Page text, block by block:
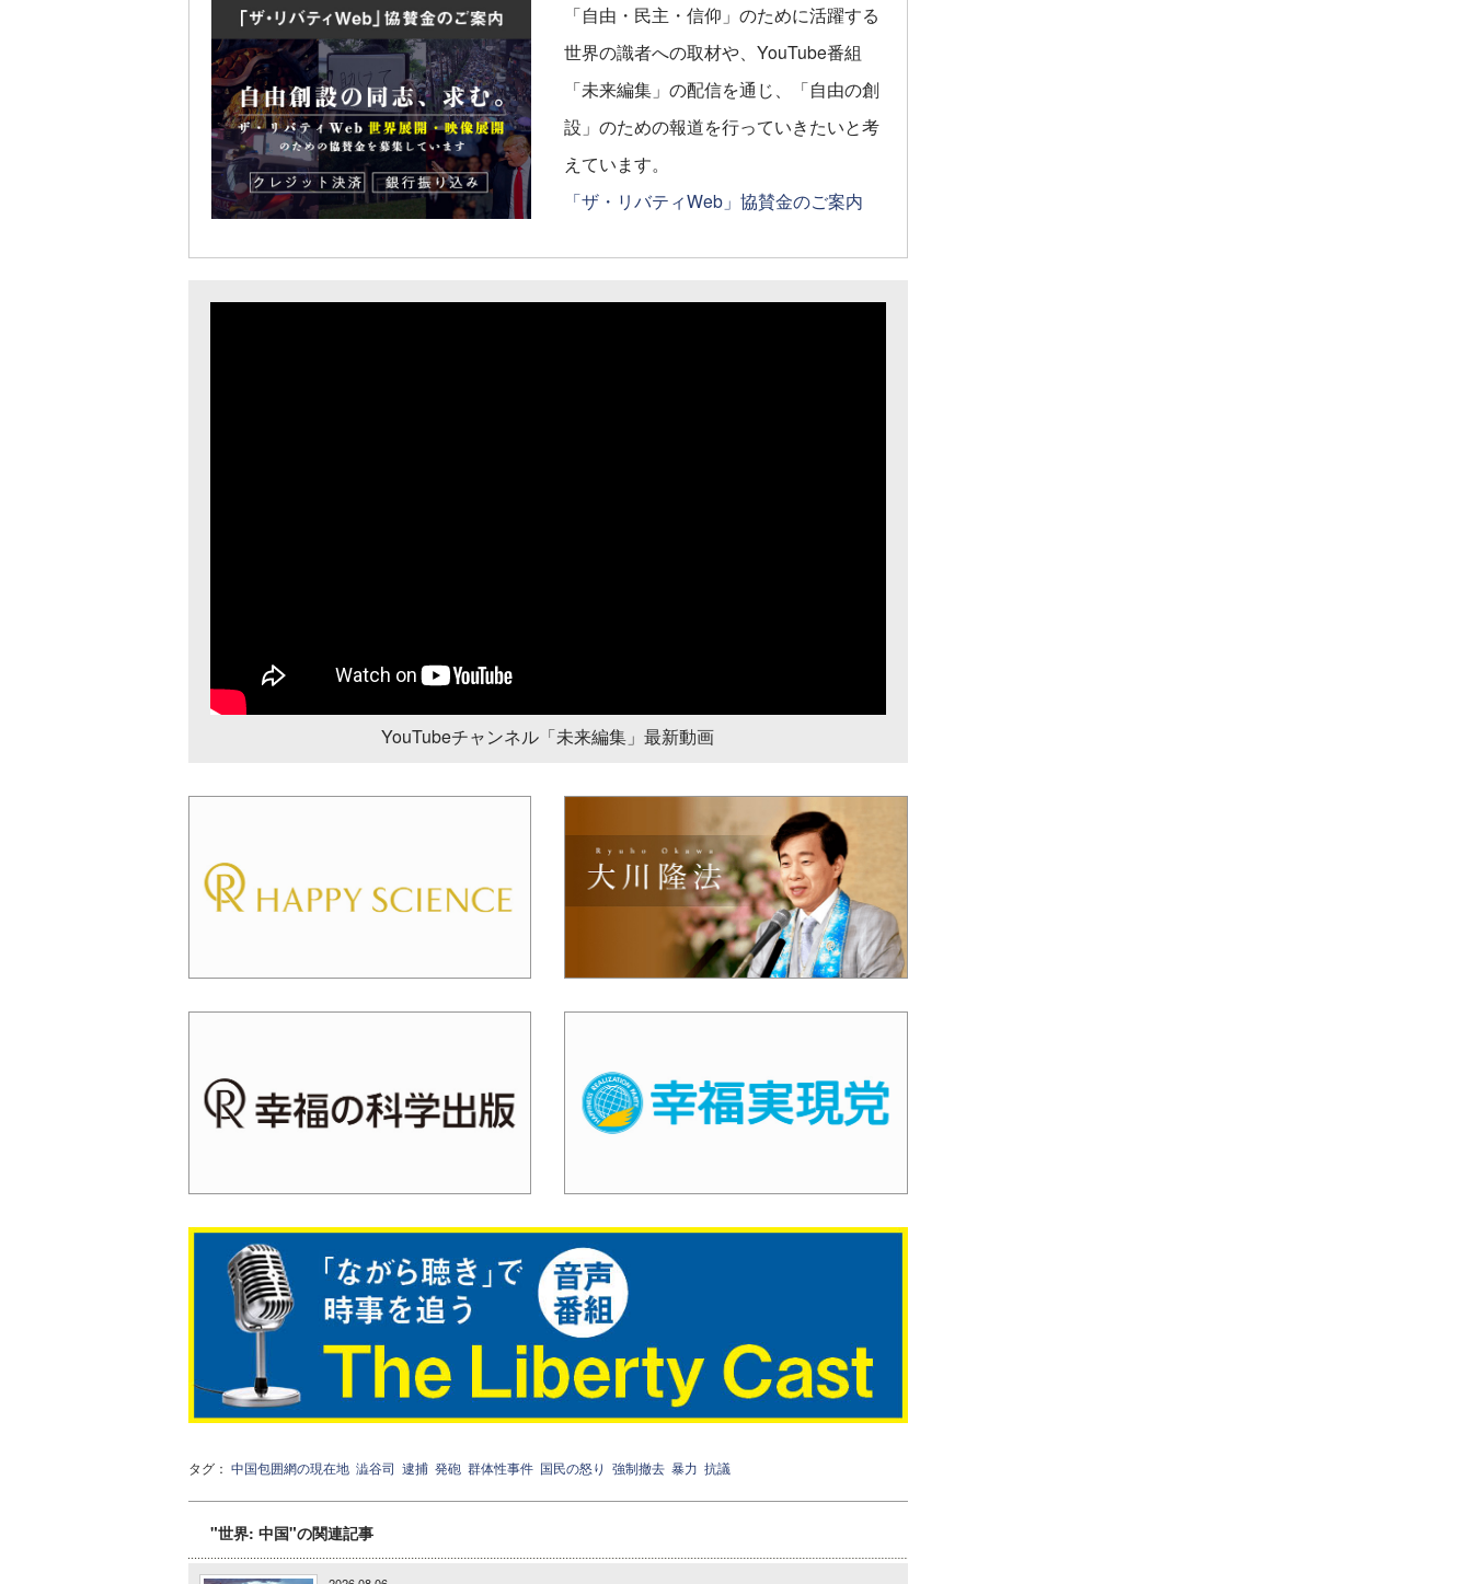
「自由・民主・信仰」のために活躍する
世界の識者への取材や、YouTube番組
「未来編集」の配信を通じ、「自由の創
設」のための報道を行っていきたいと考
えています。
「ザ・リバティWeb」協賛金のご案内
YouTubeチャンネル「未来編集」最新動画
タグ： 中国包囲網の現在地 澁谷司 逮捕 発砲 群体性事件 国民の怒り 強制撤去 暴力 抗議
"世界: 中国"の関連記事